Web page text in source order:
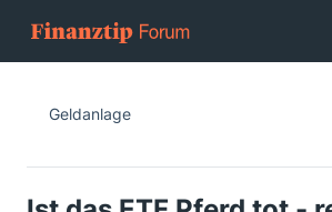
Geldanlage